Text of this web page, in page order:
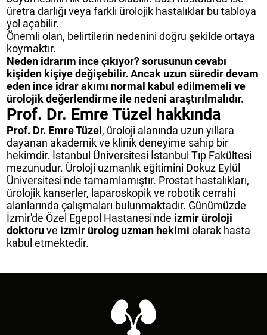
üretra darlığı veya farklı ürolojik hastalıklar bu tabloya
yol açabilir.
Önemli olan, belirtilerin nedenini doğru şekilde ortaya
koymaktır.
Neden idrarım ince çıkıyor? sorusunun cevabı
kişiden kişiye değişebilir. Ancak uzun süredir devam
eden ince idrar akımı normal kabul edilmemeli ve
ürolojik değerlendirme ile nedeni araştırılmalıdır.
Prof. Dr. Emre Tüzel hakkında
Prof. Dr. Emre Tüzel , üroloji alanında uzun yıllara
dayanan akademik ve klinik deneyime sahip bir
hekimdir. İstanbul Üniversitesi İstanbul Tıp Fakültesi
mezunudur. Üroloji uzmanlık eğitimini Dokuz Eylül
Üniversitesi'nde tamamlamıştır. Prostat hastalıkları,
ürolojik kanserler, laparoskopik ve robotik cerrahi
alanlarında çalışmaları bulunmaktadır. Günümüzde
İzmir'de Özel Egepol Hastanesi'nde izmir üroloji
doktoruve izmir ürolog uzman hekimi olarak hasta
kabul etmektedir.